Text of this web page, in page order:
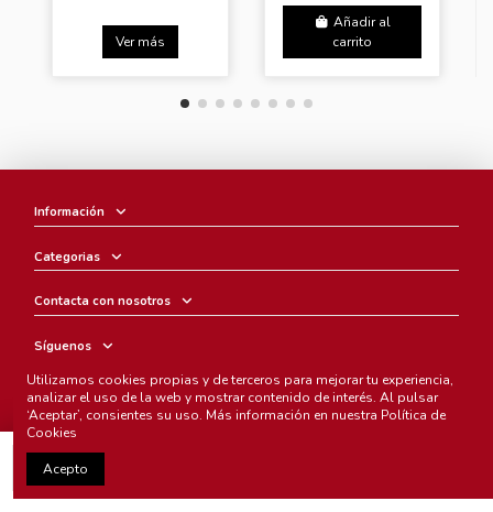
Ver más
Añadir al
carrito
Información
Categorias
Contacta con nosotros
Síguenos
Boletín
Chunichi Comics
Utilizamos cookies propias y de terceros para mejorar tu experiencia,
analizar el uso de la web y mostrar contenido de interés. Al pulsar
‘Aceptar’, consientes su uso. Más información en nuestra Política de
Cookies
Acepto